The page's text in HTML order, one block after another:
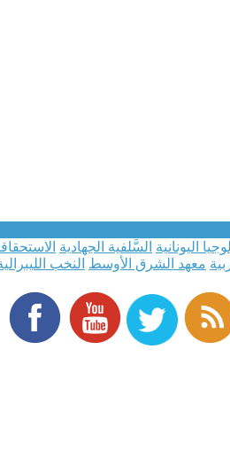
اليونانية السَّلفية الجهادية
معهد الشرق الأوسط النخب